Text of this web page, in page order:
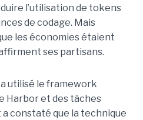
l’utilisation de tokens
de codage. Mais
les économies étaient
ses partisans.
utilisé le framework
Harbor et des tâches
a constaté que la technique